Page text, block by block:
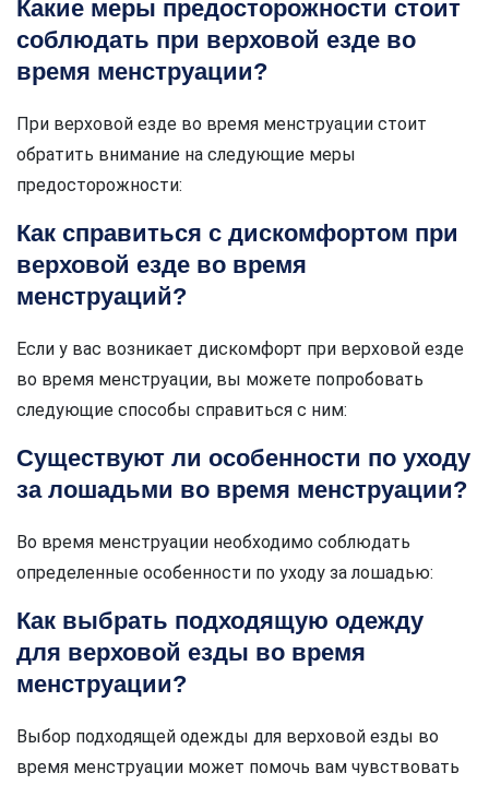
Какие меры предосторожности стоит
соблюдать при верховой езде во
время менструации?
При верховой езде во время менструации стоит
обратить внимание на следующие меры
предосторожности:
Как справиться с дискомфортом при
верховой езде во время
менструаций?
Если у вас возникает дискомфорт при верховой езде
во время менструации, вы можете попробовать
следующие способы справиться с ним:
Существуют ли особенности по уходу
за лошадьми во время менструации?
Во время менструации необходимо соблюдать
определенные особенности по уходу за лошадью:
Как выбрать подходящую одежду
для верховой езды во время
менструации?
Выбор подходящей одежды для верховой езды во
время менструации может помочь вам чувствовать